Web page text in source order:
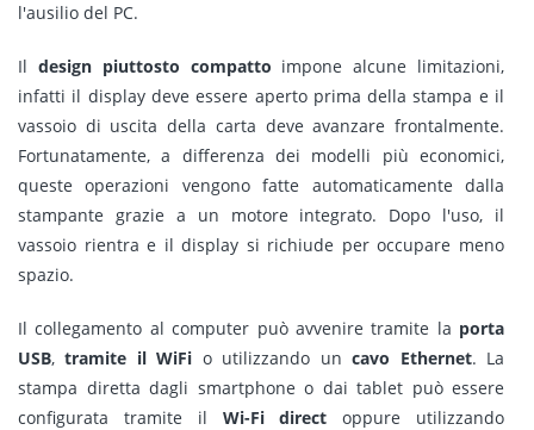
l'ausilio del PC.
Il design piuttosto compatto impone alcune limitazioni,
infatti il display deve essere aperto prima della stampa e il
vassoio di uscita della carta deve avanzare frontalmente.
Fortunatamente, a differenza dei modelli più economici,
queste operazioni vengono fatte automaticamente dalla
stampante grazie a un motore integrato. Dopo l'uso, il
vassoio rientra e il display si richiude per occupare meno
spazio.
Il collegamento al computer può avvenire tramite la porta
USB,tramite il WiFi o utilizzando uncavo Ethernet. La
stampa diretta dagli smartphone o dai tablet può essere
configurata tramite il Wi-Fi direct oppure utilizzando